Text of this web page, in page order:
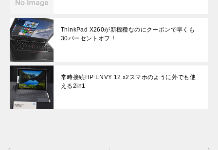
ThinkPad X260が新機種なのにクーポンで早くも
30パーセントオフ！
常時接続HP ENVY 12 x2スマホのように外でも使
える2in1